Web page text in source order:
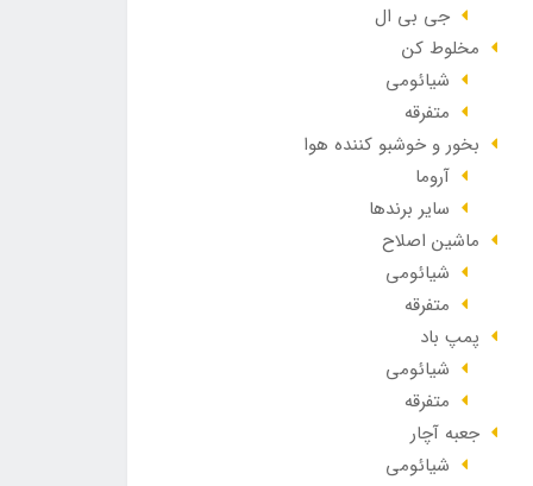
جی بی ال
مخلوط کن
شیائومی
متفرقه
بخور و خوشبو کننده هوا
آروما
سایر برندها
ماشین اصلاح
شیائومی
متفرقه
پمپ باد
شیائومی
متفرقه
جعبه آچار
شیائومی